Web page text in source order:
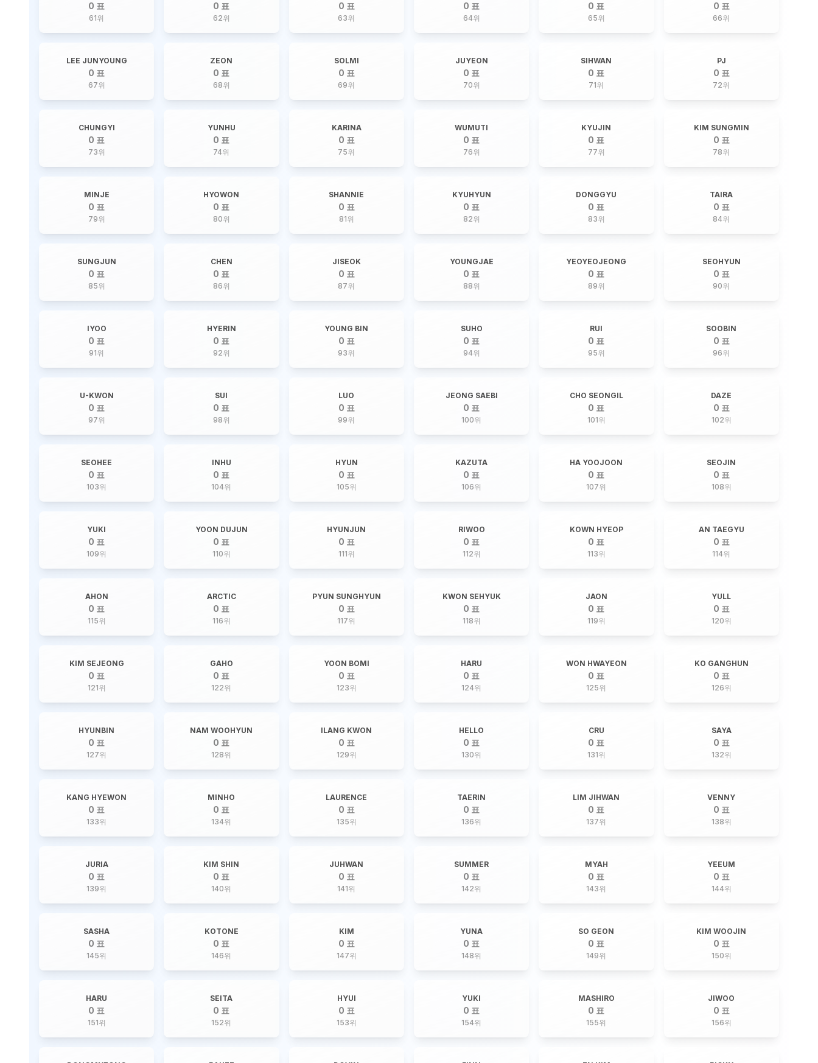
0 표
61위
0 표
62위
0 표
63위
0 표
64위
0 표
65위
0 표
66위
LEE JUNYOUNG
0 표
67위
ZEON
0 표
68위
SOLMI
0 표
69위
JUYEON
0 표
70위
SIHWAN
0 표
71위
PJ
0 표
72위
CHUNGYI
0 표
73위
YUNHU
0 표
74위
KARINA
0 표
75위
WUMUTI
0 표
76위
KYUJIN
0 표
77위
KIM SUNGMIN
0 표
78위
MINJE
0 표
79위
HYOWON
0 표
80위
SHANNIE
0 표
81위
KYUHYUN
0 표
82위
DONGGYU
0 표
83위
TAIRA
0 표
84위
SUNGJUN
0 표
85위
CHEN
0 표
86위
JISEOK
0 표
87위
YOUNGJAE
0 표
88위
YEOYEOJEONG
0 표
89위
SEOHYUN
0 표
90위
IYOO
0 표
91위
HYERIN
0 표
92위
YOUNG BIN
0 표
93위
SUHO
0 표
94위
RUI
0 표
95위
SOOBIN
0 표
96위
U-KWON
0 표
97위
SUI
0 표
98위
LUO
0 표
99위
JEONG SAEBI
0 표
100위
CHO SEONGIL
0 표
101위
DAZE
0 표
102위
SEOHEE
0 표
103위
INHU
0 표
104위
HYUN
0 표
105위
KAZUTA
0 표
106위
HA YOOJOON
0 표
107위
SEOJIN
0 표
108위
YUKI
0 표
109위
YOON DUJUN
0 표
110위
HYUNJUN
0 표
111위
RIWOO
0 표
112위
KOWN HYEOP
0 표
113위
AN TAEGYU
0 표
114위
AHON
0 표
115위
ARCTIC
0 표
116위
PYUN SUNGHYUN
0 표
117위
KWON SEHYUK
0 표
118위
JAON
0 표
119위
YULL
0 표
120위
KIM SEJEONG
0 표
121위
GAHO
0 표
122위
YOON BOMI
0 표
123위
HARU
0 표
124위
WON HWAYEON
0 표
125위
KO GANGHUN
0 표
126위
HYUNBIN
0 표
127위
NAM WOOHYUN
0 표
128위
ILANG KWON
0 표
129위
HELLO
0 표
130위
CRU
0 표
131위
SAYA
0 표
132위
KANG HYEWON
0 표
133위
MINHO
0 표
134위
LAURENCE
0 표
135위
TAERIN
0 표
136위
LIM JIHWAN
0 표
137위
VENNY
0 표
138위
JURIA
0 표
139위
KIM SHIN
0 표
140위
JUHWAN
0 표
141위
SUMMER
0 표
142위
MYAH
0 표
143위
YEEUM
0 표
144위
SASHA
0 표
145위
KOTONE
0 표
146위
KIM
0 표
147위
YUNA
0 표
148위
SO GEON
0 표
149위
KIM WOOJIN
0 표
150위
HARU
0 표
151위
SEITA
0 표
152위
HYUI
0 표
153위
YUKI
0 표
154위
MASHIRO
0 표
155위
JIWOO
0 표
156위